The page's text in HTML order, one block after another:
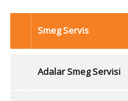
Smeg Servis
Adalar Smeg Servisi